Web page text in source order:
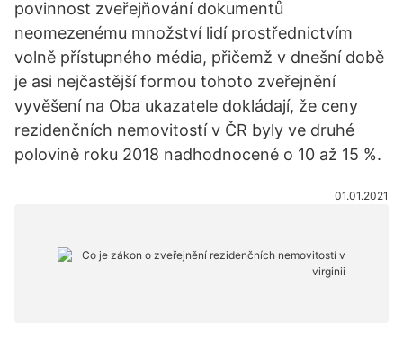
povinnost zveřejňování dokumentů
neomezenému množství lidí prostřednictvím
volně přístupného média, přičemž v dnešní době
je asi nejčastější formou tohoto zveřejnění
vyvěšení na Oba ukazatele dokládají, že ceny
rezidenčních nemovitostí v ČR byly ve druhé
polovině roku 2018 nadhodnocené o 10 až 15 %.
01.01.2021